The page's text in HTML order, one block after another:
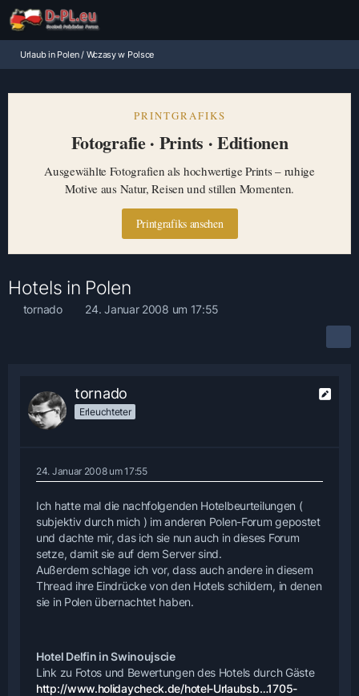
Urlaub in Polen / Wczasy w Polsce
PRINTGRAFIKS
Fotografie · Prints · Editionen
Ausgewählte Fotografien als hochwertige Prints – ruhige
Motive aus Natur, Reisen und stillen Momenten.
Printgrafiks ansehen
Hotels in Polen
tornado 24. Januar 2008 um 17:55
tornado
Erleuchteter
24. Januar 2008 um 17:55
Ich hatte mal die nachfolgenden Hotelbeurteilungen (
subjektiv durch mich ) im anderen Polen-Forum gepostet
und dachte mir, das ich sie nun auch in dieses Forum
setze, damit sie auf dem Server sind.
Außerdem schlage ich vor, dass auch andere in diesem
Thread ihre Eindrücke von den Hotels schildern, in denen
sie in Polen übernachtet haben.
Hotel Delfin in Swinoujscie
Link zu Fotos und Bewertungen des Hotels durch Gäste
http://www.holidaycheck.de/hotel-Urlaubsb…1705-